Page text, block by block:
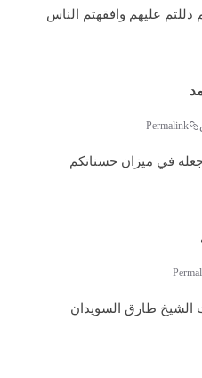
دللتم عليهم وافقهتم الناس
Permalink
في ميزان حسناتكم
الشيخ طارق السويدان